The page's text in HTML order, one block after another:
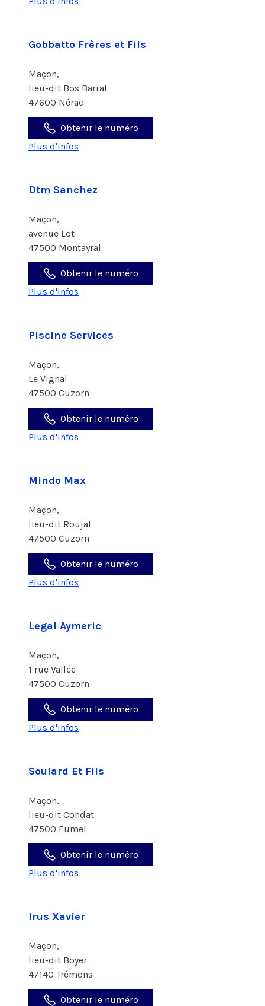
Gobbatto Frères et Fils
Maçon,
lieu-dit Bos Barrat
47600 Nérac
Obtenir le numéro
Plus d'infos
Dtm Sanchez
Maçon,
avenue Lot
47500 Montayral
Obtenir le numéro
Plus d'infos
Piscine Services
Maçon,
Le Vignal
47500 Cuzorn
Obtenir le numéro
Plus d'infos
Mindo Max
Maçon,
lieu-dit Roujal
47500 Cuzorn
Obtenir le numéro
Plus d'infos
Legal Aymeric
Maçon,
1 rue Vallée
47500 Cuzorn
Obtenir le numéro
Plus d'infos
Soulard Et Fils
Maçon,
lieu-dit Condat
47500 Fumel
Obtenir le numéro
Plus d'infos
Irus Xavier
Maçon,
lieu-dit Boyer
47140 Trémons
Obtenir le numéro